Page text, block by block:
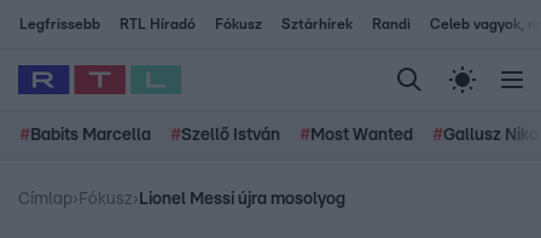
Legfrissebb RTL Híradó Fókusz Sztárhírek Randi Celeb vagyok,
# Babits Marcella #Szellő István # Most Wanted #Gallusz
Címlap› Fókusz› Lionel Messi újra mosolyog